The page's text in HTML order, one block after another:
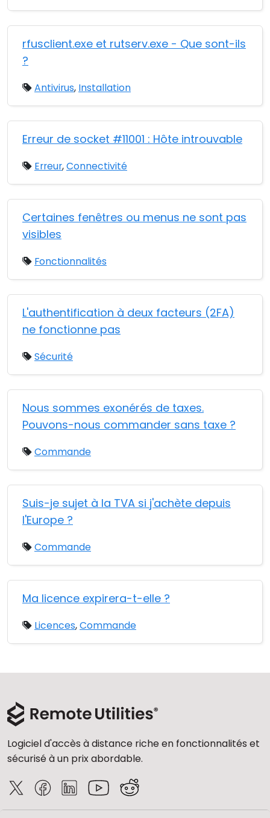
rfusclient.exe et rutserv.exe - Que sont-ils
?
Antivirus, Installation
Erreur de socket #11001 : Hôte introuvable
Erreur,Connectivité
Certaines fenêtres ou menus ne sont pas
visibles
Fonctionnalités
L'authentification à deux facteurs (2FA)
ne fonctionne pas
Sécurité
Nous sommes exonérés de taxes.
Pouvons-nous commander sans taxe ?
Commande
Suis-je sujet à la TVA si j'achète depuis
l'Europe ?
Commande
Ma licence expirera-t-elle ?
Licences,Commande
Logiciel d'accès à distance riche en fonctionnalités et
sécurisé à un prix abordable.